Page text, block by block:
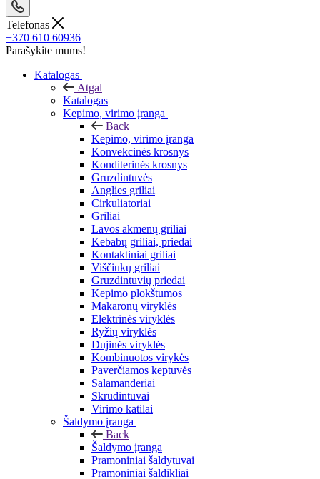
Telefonas
+370 610 60936
Parašykite mums!
Katalogas
Atgal
Katalogas
Kepimo, virimo įranga
Back
Kepimo, virimo įranga
Konvekcinės krosnys
Konditerinės krosnys
Gruzdintuvės
Anglies griliai
Cirkuliatoriai
Griliai
Lavos akmenų griliai
Kebabų griliai, priedai
Kontaktiniai griliai
Viščiukų griliai
Gruzdintuvių priedai
Kepimo plokštumos
Makaronų viryklės
Elektrinės viryklės
Ryžių viryklės
Dujinės viryklės
Kombinuotos virykės
Paverčiamos keptuvės
Salamanderiai
Skrudintuvai
Virimo katilai
Šaldymo įranga
Back
Šaldymo įranga
Pramoniniai šaldytuvai
Pramoniniai šaldikliai